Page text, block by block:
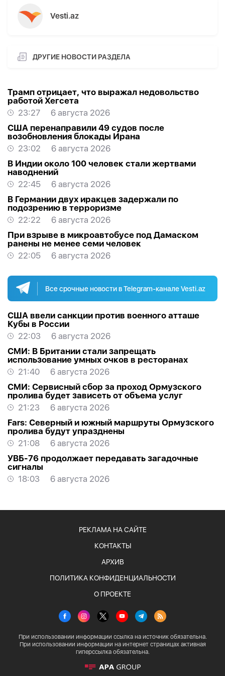
Vesti.az
ДРУГИЕ НОВОСТИ РАЗДЕЛА
Трамп отрицает, что выражал недовольство
работой Хегсета
23:27
6 августа 2026
США перенаправили 49 судов после
возобновления блокады Ирана
23:02
6 августа 2026
В Индии около 100 человек стали жертвами
наводнений
22:45
6 августа 2026
В Германии двух иракцев задержали по
подозрению в терроризме
22:22
6 августа 2026
При взрыве в микроавтобусе под Дамаском
ранены не менее семи человек
22:05
6 августа 2026
Все срочные новости в Telegram-канале Vesti.az
США ввели санкции против военного атташе
Кубы в России
22:03
6 августа 2026
СМИ: В Британии стали запрещать
использование умных очков в ресторанах
21:40
6 августа 2026
СМИ: Сервисный сбор за проход Ормузского
пролива будет зависеть от объема услуг
21:23
6 августа 2026
Fars: Северный и южный маршруты Ормузского
пролива будут упразднены
21:08
6 августа 2026
УВБ-76 продолжает передавать загадочные
сигналы
18:03
6 августа 2026
РЕКЛАМА НА САЙТЕ
КОНТАКТЫ
АРХИВ
ПОЛИТИКА КОНФИДЕНЦИАЛЬНОСТИ
О ПРОЕКТЕ
При использовании информации ссылка на источник обязательна.
При использовании информации на интернет страницах активная
гиперссылка обязательна.